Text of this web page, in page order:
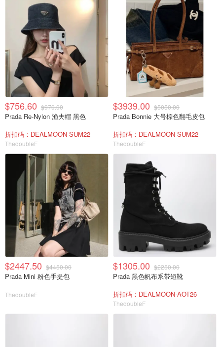
$756.60 $970.00
Prada Re-Nylon 渔夫帽 黑色
折扣码：DEALMOON-SUM22
ThedoubleF
$3939.00 $5050.00
Prada Bonnie 大号棕色翻毛皮包
折扣码：DEALMOON-SUM22
ThedoubleF
$2447.50 $4450.00
Prada Mini 粉色手提包
ThedoubleF
$1305.00 $2250.00
Prada 黑色帆布系带短靴
折扣码：DEALMOON-AOT26
ThedoubleF